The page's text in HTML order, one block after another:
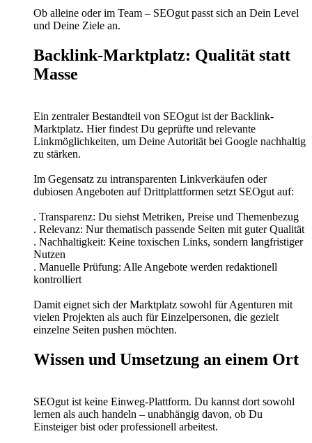
Ob alleine oder im Team – SEOgut passt sich an Dein Level
und Deine Ziele an.
Backlink-Marktplatz: Qualität statt
Masse
Ein zentraler Bestandteil von SEOgut ist der Backlink-
Marktplatz. Hier findest Du geprüfte und relevante
Linkmöglichkeiten, um Deine Autorität bei Google nachhaltig
zu stärken.
Im Gegensatz zu intransparenten Linkverkäufen oder
dubiosen Angeboten auf Drittplattformen setzt SEOgut auf:
. Transparenz: Du siehst Metriken, Preise und Themenbezug
. Relevanz: Nur thematisch passende Seiten mit guter Qualität
. Nachhaltigkeit: Keine toxischen Links, sondern langfristiger
Nutzen
. Manuelle Prüfung: Alle Angebote werden redaktionell
kontrolliert
Damit eignet sich der Marktplatz sowohl für Agenturen mit
vielen Projekten als auch für Einzelpersonen, die gezielt
einzelne Seiten pushen möchten.
Wissen und Umsetzung an einem Ort
SEOgut ist keine Einweg-Plattform. Du kannst dort sowohl
lernen als auch handeln – unabhängig davon, ob Du
Einsteiger bist oder professionell arbeitest.